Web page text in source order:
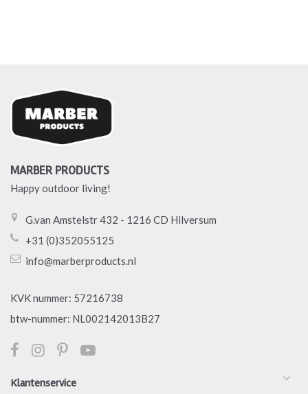
MARBER PRODUCTS
Happy outdoor living!
G.van Amstelstr 432 - 1216 CD Hilversum
+31 (0)352055125
info@marberproducts.nl
KVK nummer: 57216738
btw-nummer: NL002142013B27
Klantenservice